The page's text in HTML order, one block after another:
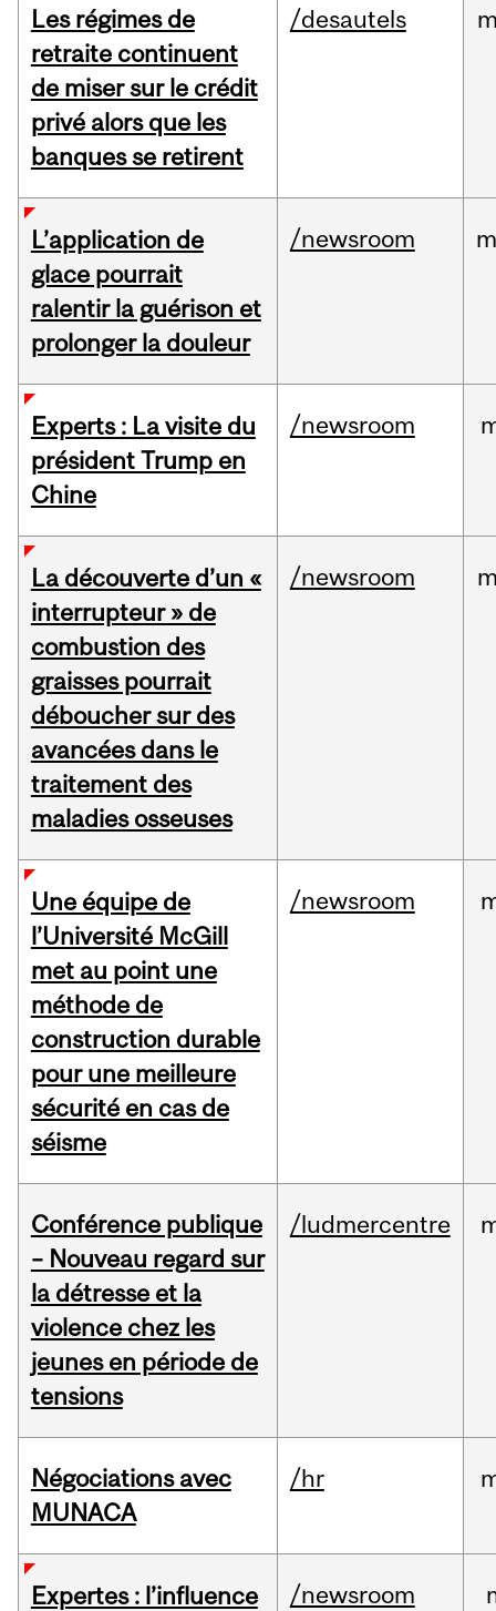
Les régimes de
retraite continuent
de miser sur le crédit
privé alors que les
banques se retirent
/desautels
L’application de
glace pourrait
ralentir la guérison et
prolonger la douleur
/newsroom
Experts : La visite du
président Trump en
Chine
/newsroom
La découverte d’un «
interrupteur » de
combustion des
graisses pourrait
déboucher sur des
avancées dans le
traitement des
maladies osseuses
/newsroom
Une équipe de
l’Université McGill
met au point une
méthode de
construction durable
pour une meilleure
sécurité en cas de
séisme
/newsroom
Conférence publique
– Nouveau regard sur
la détresse et la
violence chez les
jeunes en période de
tensions
/ludmercentre
Négociations avec
MUNACA
/hr
Expertes : l’influence
/newsroom